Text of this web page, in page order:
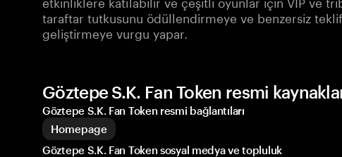
taraftar tutkusunu ödüllendirmeye ve benzersiz
geliştirmeye vurgu yapar.
Göztepe S.K. Fan Token resmi
Göztepe S.K. Fan Token resmi bağlantıları
Homepage
Göztepe S.K. Fan Token sosyal medya ve topluluk